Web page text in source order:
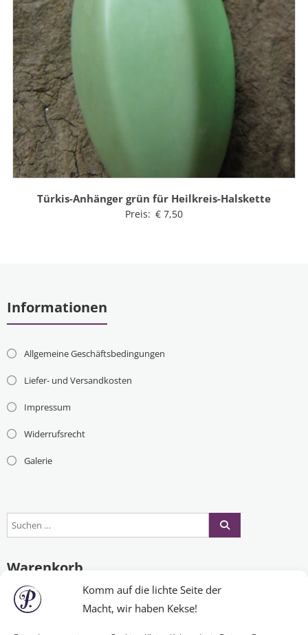
Komm auf die lichte Seite der
Macht, wir haben Kekse!
Türkis-Anhänger grün für Heilkreis-Halskette
Preis: €7,50
Informationen
Allgemeine Geschäftsbedingungen
Liefer- und Versandkosten
Impressum
Widerrufsrecht
Galerie
Warenkorb
Es befinden sich keine Produkte im Warenkorb.